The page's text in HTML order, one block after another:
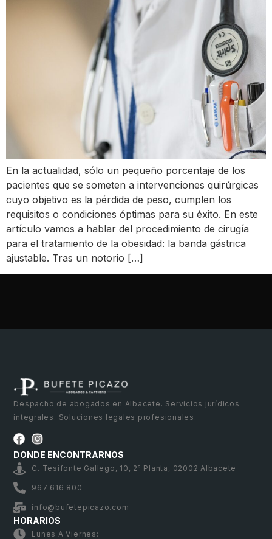
En la actualidad, sólo un pequeño porcentaje de los
pacientes que se someten a intervenciones quirúrgicas
cuyo objetivo es la pérdida de peso, cumplen los
requisitos o condiciones óptimas para su éxito. En este
artículo vamos a hablar del procedimiento de cirugía
para el tratamiento de la obesidad: la banda gástrica
ajustable. Tras un notorio […]
Despacho de abogados en Albacete. Servicios jurídicos
integrales. Soluciones legales profesionales.
DONDE ENCONTRARNOS
C. Tesifonte Gallego, 10, 2ª Planta, 02002 Albacete
967 616 800
info@bufetepicazo.com
HORARIOS
Lunes A Viernes: